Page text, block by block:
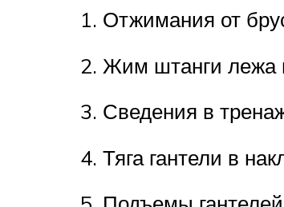
Отжимания от
Жим штанги лежа
Сведения в
Тяга гантели в